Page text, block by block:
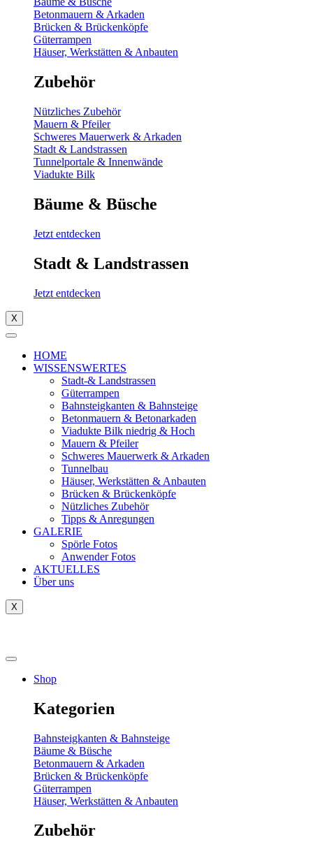
Betonmauern & Arkaden
Brücken & Brückenköpfe
Güterrampen
Häuser, Werkstätten & Anbauten
Zubehör
Nützliches Zubehör
Mauern & Pfeiler
Schweres Mauerwerk & Arkaden
Stadt & Landstrassen
Tunnelportale & Innenwände
Viadukte Bilk
Bäume & Büsche
Jetzt entdecken
Stadt & Landstrassen
Jetzt entdecken
X
HOME
WISSENSWERTES
Stadt-& Landstrassen
Güterrampen
Bahnsteigkanten & Bahnsteige
Betonmauern & Betonarkaden
Viadukte Bilk niedrig & Hoch
Mauern & Pfeiler
Schweres Mauerwerk & Arkaden
Tunnelbau
Häuser, Werkstätten & Anbauten
Brücken & Brückenköpfe
Nützliches Zubehör
Tipps & Anregungen
GALERIE
Spörle Fotos
Anwender Fotos
AKTUELLES
Über uns
X
Shop
Kategorien
Bahnsteigkanten & Bahnsteige
Bäume & Büsche
Betonmauern & Arkaden
Brücken & Brückenköpfe
Güterrampen
Häuser, Werkstätten & Anbauten
Zubehör